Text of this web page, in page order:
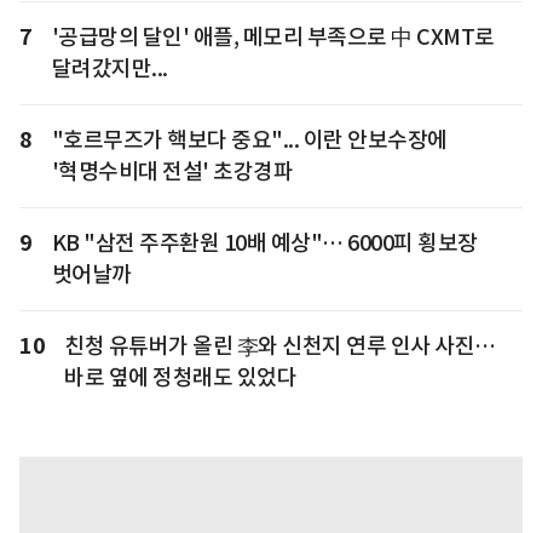
7
'공급망의 달인' 애플, 메모리 부족으로 中 CXMT로
달려갔지만...
8
"호르무즈가 핵보다 중요"... 이란 안보수장에
'혁명수비대 전설' 초강경파
9
KB "삼전 주주환원 10배 예상"… 6000피 횡보장
벗어날까
10
친청 유튜버가 올린 李와 신천지 연루 인사 사진…
바로 옆에 정청래도 있었다